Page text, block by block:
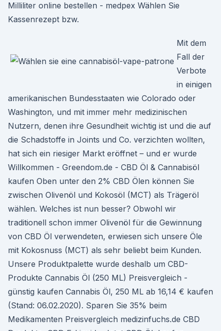
Milliliter online bestellen - medpex Wählen Sie
Kassenrezept bzw.
Mit dem
Fall der
Verbote
in einigen
amerikanischen Bundesstaaten wie Colorado oder
Washington, und mit immer mehr medizinischen
Nutzern, denen ihre Gesundheit wichtig ist und die auf
die Schadstoffe in Joints und Co. verzichten wollten,
hat sich ein riesiger Markt eröffnet – und er wurde
Willkommen - Greendom.de - CBD Öl & Cannabisöl
kaufen Oben unter den 2% CBD Ölen können Sie
zwischen Olivenöl und Kokosöl (MCT) als Trägeröl
wählen. Welches ist nun besser? Obwohl wir
traditionell schon immer Olivenöl für die Gewinnung
von CBD Öl verwendeten, erwiesen sich unsere Öle
mit Kokosnuss (MCT) als sehr beliebt beim Kunden.
Unsere Produktpalette wurde deshalb um CBD-
Produkte Cannabis Öl (250 ML) Preisvergleich -
günstig kaufen Cannabis Öl, 250 ML ab 16,14 € kaufen
(Stand: 06.02.2020). Sparen Sie 35% beim
Medikamenten Preisvergleich medizinfuchs.de CBD